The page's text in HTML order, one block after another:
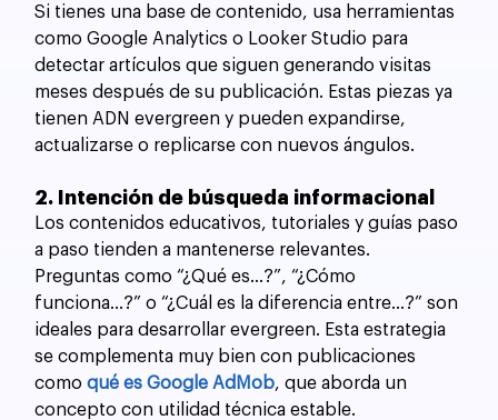
Si tienes una base de contenido, usa herramientas
como Google Analytics o Looker Studio para
detectar artículos que siguen generando visitas
meses después de su publicación. Estas piezas ya
tienen ADN evergreen y pueden expandirse,
actualizarse o replicarse con nuevos ángulos.
2. Intención de búsqueda informacional
Los contenidos educativos, tutoriales y guías paso
a paso tienden a mantenerse relevantes.
Preguntas como “¿Qué es...?”, “¿Cómo
funciona...?” o “¿Cuál es la diferencia entre...?” son
ideales para desarrollar evergreen. Esta estrategia
se complementa muy bien con publicaciones
como qué es Google AdMob, que aborda un
concepto con utilidad técnica estable.